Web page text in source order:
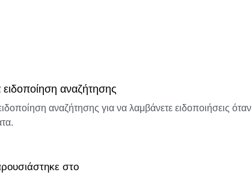
ειδοποίηση αναζήτησης
αναζήτησης για να λαμβάνετε ειδοποιήσεις όταν
στο